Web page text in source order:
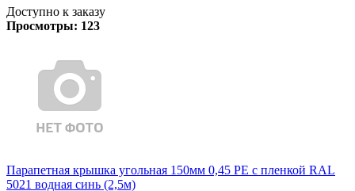
Доступно к заказу
Просмотры: 123
Парапетная крышка угольная 150мм 0,45 PE с пленкой RAL
5021 водная синь (2,5м)